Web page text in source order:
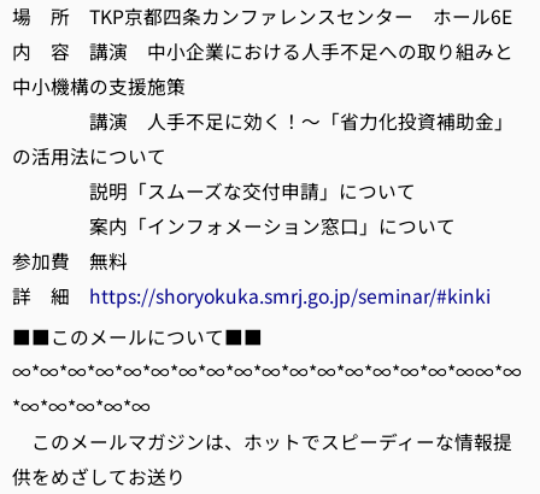
場 所 TKP京都四条カンファレンスセンター ホール6E
内 容 講演 中小企業における人手不足への取り組みと
中小機構の支援施策
講演 人手不足に効く！～「省力化投資補助金」
の活用法について
説明「スムーズな交付申請」について
案内「インフォメーション窓口」について
参加費 無料
詳 細 https://shoryokuka.smrj.go.jp/seminar/#kinki
■■このメールについて■■
∞*∞*∞*∞*∞*∞*∞*∞*∞*∞*∞*∞*∞*∞*∞*∞*∞∞*∞
*∞*∞*∞*∞*∞
このメールマガジンは、ホットでスピーディーな情報提
供をめざしてお送り